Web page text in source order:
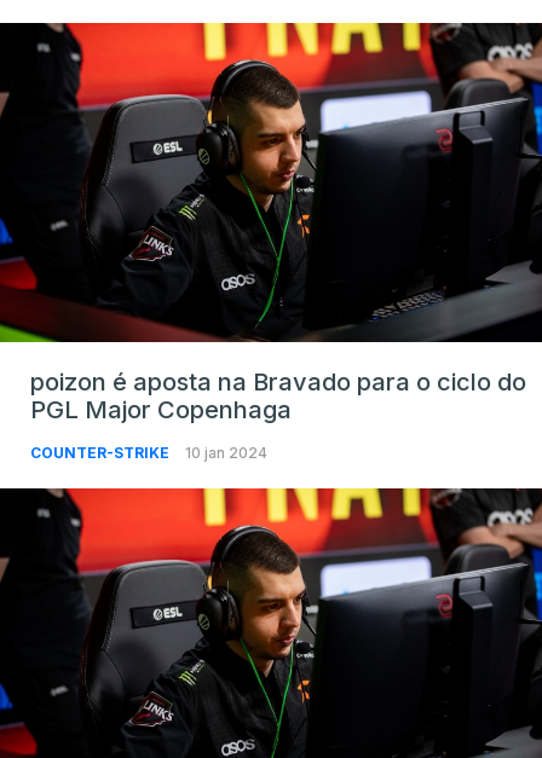
poizon é aposta na Bravado para o ciclo do
PGL Major Copenhaga
COUNTER-STRIKE 10 jan 2024